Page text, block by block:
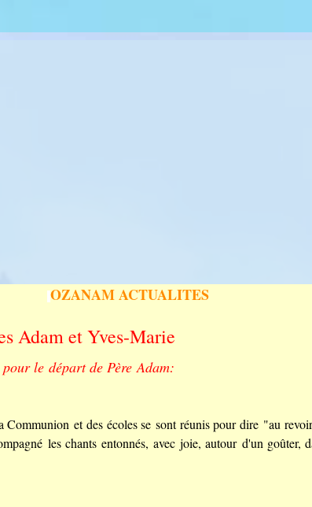
OZANAM ACTUALITES
Adam et Yves-Marie
le départ de Père Adam:
Communion et des écoles se sont réunis pour dire "au
les chants entonnés, avec joie, autour d'un goûter,